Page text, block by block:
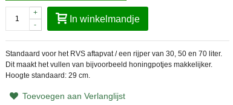
-
+
In winkelmandje
Standaard voor het RVS aftapvat / een rijper van 30, 50 en 70 liter.
Dit maakt het vullen van bijvoorbeeld honingpotjes makkelijker.
Hoogte standaard: 29 cm.
Toevoegen aan Verlanglijst